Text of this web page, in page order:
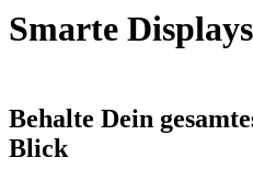
Smarte Displays
Behalte Dein
Blick